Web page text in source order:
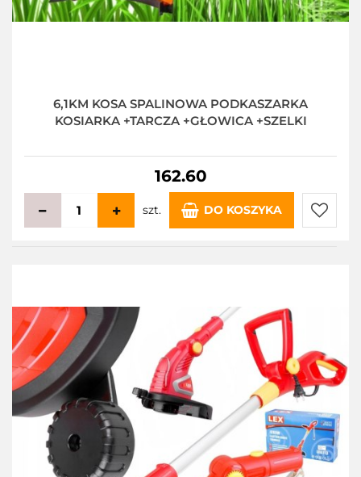
6,1KM KOSA SPALINOWA PODKASZARKA
KOSIARKA +TARCZA +GŁOWICA +SZELKI
162.60
szt. DO KOSZYKA
Do